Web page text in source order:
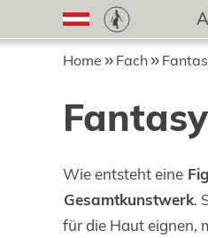
Home Fach
Wie entsteht eine
Gesamtkunstwerk.
für die Haut eignen,